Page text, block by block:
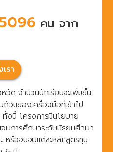
คน จาก
รา
วัด จำนวนนักเรียนจะเพิ่มขึ้น
วนของเครื่องมือที่เข้าไป
งนี้ โครงการมีนโยบาย
บการศึกษาระดับมัธยมศึกษา
หรือจนจบแต่ละหลักสูตรทุน